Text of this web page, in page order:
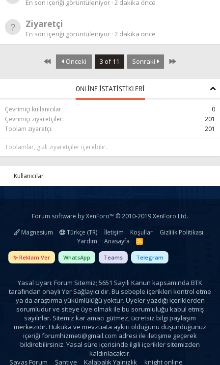
En son içeriği görüntüleniyor 2 dakika önce
Ziyaretçi
En son içeriği görüntüleniyor 2 dakika önce
First Önceki 3 of 11 Sonraki Last
ONLINE ISTATISTIKLERI
Çevrimiçi kullanıcılar
0
Çevrimiçi ziyaretçiler
201
Toplam ziyaretçi
201
Toplamlar, gizli ziyaretçiler içerebilir.
Kullanıcılar
Forum software by XenForo™ © 2010-2019 XenForo Ltd.
Magnesium
Türkçe (TR) İletişim Koşullar
Gizlilik Politikası
Yardım
Anasayfa
R
S
S
✨ Reklam Ver WhatsApp Teams Telegram
Yasal Uyarı: Forum Sitemiz; 5651 Sayılı Kanun kapsamında BTK
tarafından onaylı Yer Sağlayıcı'dır. Bu sebeple içerikleri kontrol etme
ya da araştırma yükümlülüğü yoktur. Üyeler yazdığı içeriklerden
sorumludur ve siteye üye olmak ile bu sorumluluğu kabul etmiş
sayılırlar. Sitemiz kar amacı gütmez, ücretsiz bilgi paylaşım
merkezidir. Hukuka ve mevzuata aykırı olduğunu düşündüğünüz
içeriği forumhizmeti@gmail.com adresi ile iletişime geçerek
bildirebilirsiniz. Yasal süre içerisinde ilgili içerikler sitemizden
kaldırılacaktır.
Savaş Forum
Şantiye Kalabalık Yalnızlık knight online